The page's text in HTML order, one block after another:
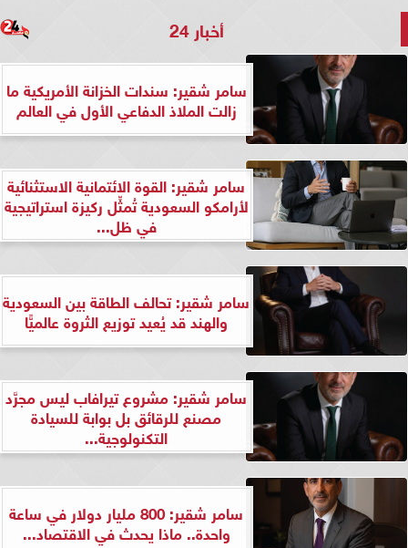
أخبار 24
سامر شقير: سندات الخزانة الأمريكية ما
زالت الملاذ الدفاعي الأول في العالم
سامر شقير: القوة الائتمانية الاستثنائية
لأرامكو السعودية تُمثِّل ركيزة استراتيجية
في ظل...
سامر شقير: تحالف الطاقة بين السعودية
والهند قد يُعيد توزيع الثروة عالميًّا
سامر شقير: مشروع تيرافاب ليس مجرَّد
مصنع للرقائق بل بوابة للسيادة
التكنولوجية...
سامر شقير: 800 مليار دولار في ساعة
واحدة.. ماذا يحدث في الاقتصاد...